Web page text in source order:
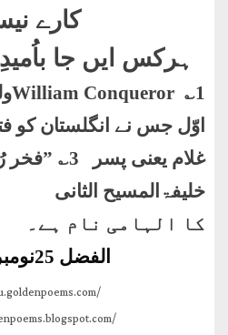
کارے
ہرکس ایں جا
1؎ William Conqueror
اوّل جس نے انگلستان کو
غلام یعنی پسر 3؎
”فخر
خلیفۃالمسیح الثانی
کا الہامی نام ہے۔
الفضل 25نومبر 1924ء